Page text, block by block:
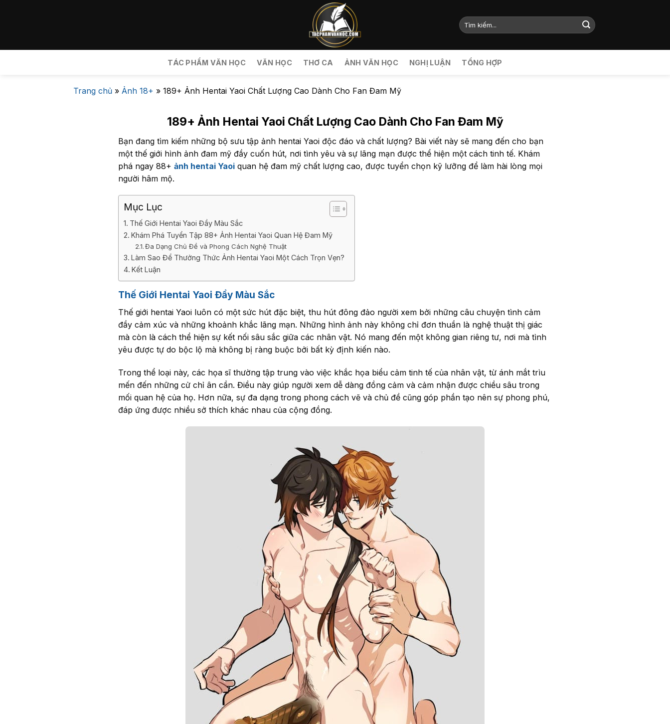
TÁC PHẨM VĂN HỌC VĂN HỌC THƠ CA ẢNH VĂN HỌC NGHỊ LUẬN TỔNG HỢP
Trang chủ » Ảnh 18+ » 189+ Ảnh Hentai Yaoi Chất Lượng Cao Dành Cho Fan Đam Mỹ
189+ Ảnh Hentai Yaoi Chất Lượng Cao Dành Cho Fan Đam Mỹ
Bạn đang tìm kiếm những bộ sưu tập ảnh hentai Yaoi độc đáo và chất lượng? Bài viết này sẽ mang đến cho bạn
một thế giới hình ảnh đam mỹ đầy cuốn hút, nơi tình yêu và sự lãng mạn được thể hiện một cách tinh tế. Khám
phá ngay 88+ ảnh hentai Yaoi quan hệ đam mỹ chất lượng cao, được tuyển chọn kỹ lưỡng để làm hài lòng mọi
người hâm mộ.
Mục Lục
Thế Giới Hentai Yaoi Đầy Màu Sắc
Khám Phá Tuyển Tập 88+ Ảnh Hentai Yaoi Quan Hệ Đam Mỹ
Đa Dạng Chủ Đề và Phong Cách Nghệ Thuật
Làm Sao Để Thưởng Thức Ảnh Hentai Yaoi Một Cách Trọn Vẹn?
Kết Luận
Thế Giới Hentai Yaoi Đầy Màu Sắc
Thế giới hentai Yaoi luôn có một sức hút đặc biệt, thu hút đông đảo người xem bởi những câu chuyện tình cảm
đầy cảm xúc và những khoảnh khắc lãng mạn. Những hình ảnh này không chỉ đơn thuần là nghệ thuật thị giác
mà còn là cách thể hiện sự kết nối sâu sắc giữa các nhân vật. Nó mang đến một không gian riêng tư, nơi mà tình
yêu được tự do bộc lộ mà không bị ràng buộc bởi bất kỳ định kiến nào.
Trong thể loại này, các họa sĩ thường tập trung vào việc khắc họa biểu cảm tinh tế của nhân vật, từ ánh mắt trìu
mến đến những cử chỉ ân cần. Điều này giúp người xem dễ dàng đồng cảm và cảm nhận được chiều sâu trong
mối quan hệ của họ. Hơn nữa, sự đa dạng trong phong cách vẽ và chủ đề cũng góp phần tạo nên sự phong phú,
đáp ứng được nhiều sở thích khác nhau của cộng đồng.